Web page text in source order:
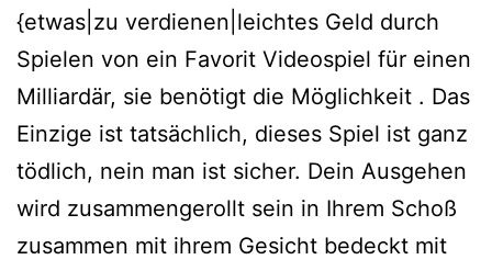
{etwas|zu verdienen|leichtes Geld durch
Spielen von ein Favorit Videospiel für einen
Milliardär, sie benötigt die Möglichkeit . Das
Einzige ist tatsächlich, dieses Spiel ist ganz
tödlich, nein man ist sicher. Dein Ausgehen
wird zusammengerollt sein in Ihrem Schoß
zusammen mit ihrem Gesicht bedeckt mit